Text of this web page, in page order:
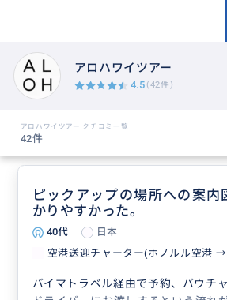
アロハワイツアー
4.5 (42件)
アロハワイツアー クチコミ一覧
42件
ピックアップの場所への案内
かりやすかった。
40代 日本
空港送迎チャーター(ホノルル空港
バイマトラベル経由で予約、バウチ